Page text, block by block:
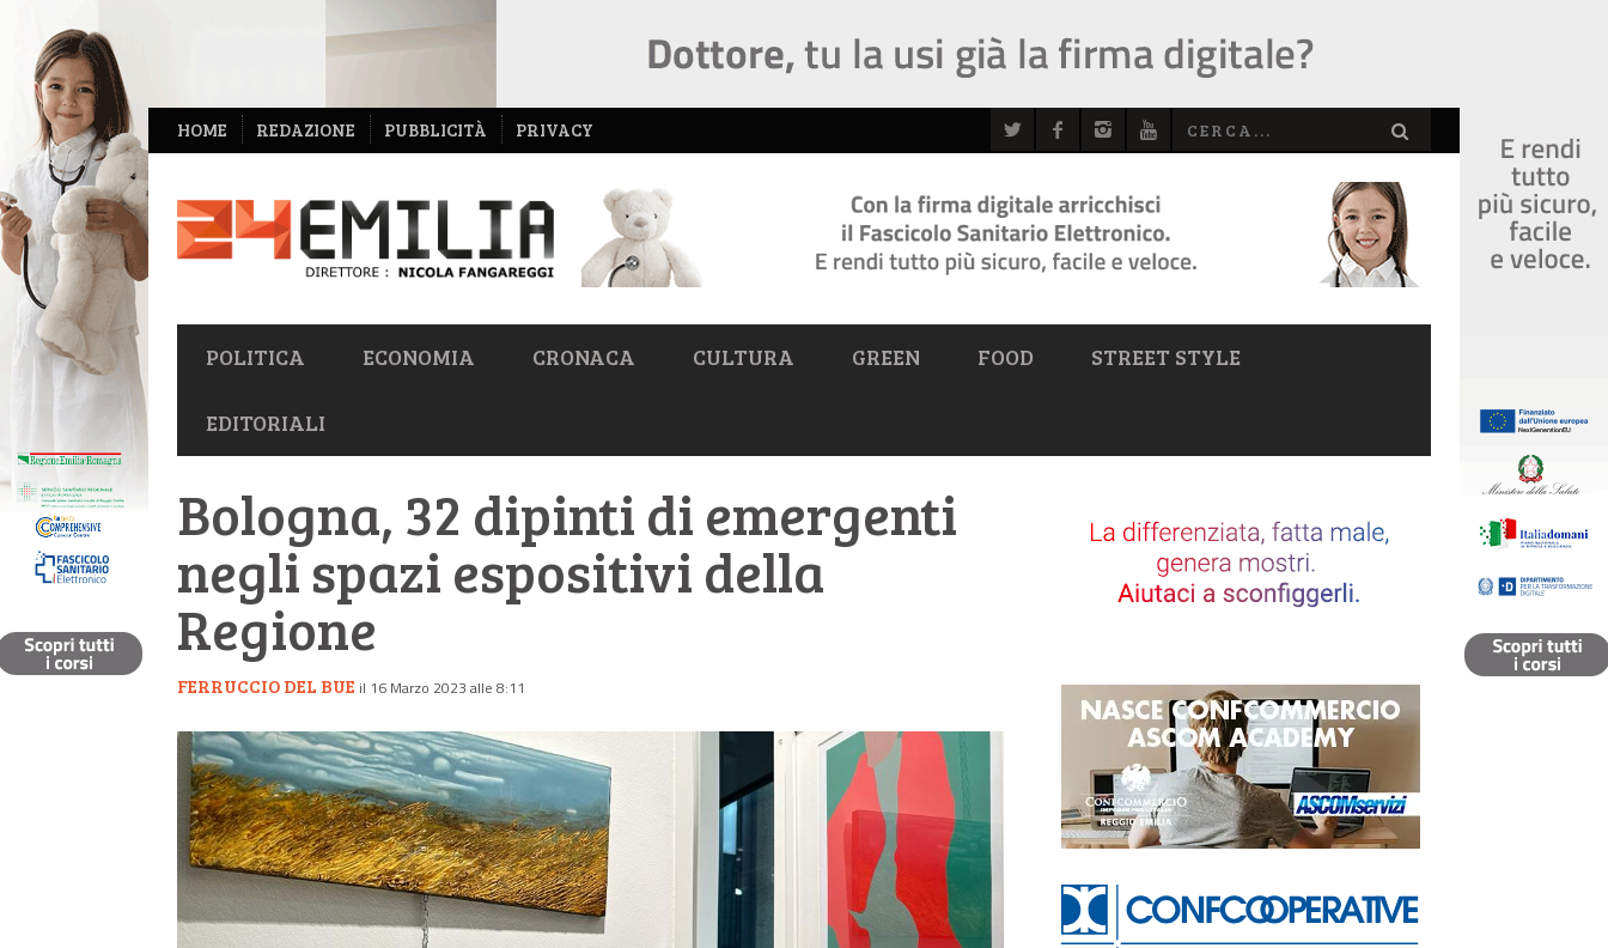
NAVIGAZIONE
SECONDARIA
HOME REDAZIONE PUBBLICITÀ PRIVACY
NAVIGAZIONE
PRIMARIA
POLITICA ECONOMIA CRONACA CULTURA GREEN FOOD STREET STYLE
EDITORIALI
Bologna, 32 dipinti di emergenti
negli spazi espositivi della
Regione
FERRUCCIO DEL BUE il 16 Marzo 2023 alle 8:11